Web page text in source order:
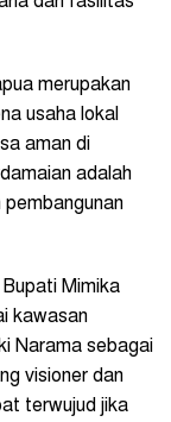
merupakan
usaha lokal
aman di
adalah
Mimika
kawasan
Narama sebagai
visioner dan
terwujud jika